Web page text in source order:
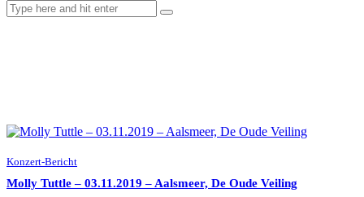
Konzert-Bericht
Molly Tuttle – 03.11.2019 – Aalsmeer, De Oude Veiling